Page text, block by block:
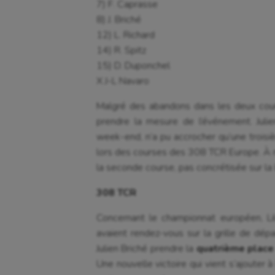
7) F. Caprasse
8) J. Briché
12) L. Richard
14) R. Spitz
15) D. Duponchel
X J-L Navaro
Malgré des abandons dans les deux
prendre la mesure de l’événement.
week-end, n’a pu accrocher qu’une
lors des courses des 308 TCR Europe.
la seconde course, pas concrétisée sur la
308 TCR
Concernant le championnat européen,
avaient rendez-vous sur la grille de
Julien Briché prendre la quatrième place
Une nouvelle victoire qui vient